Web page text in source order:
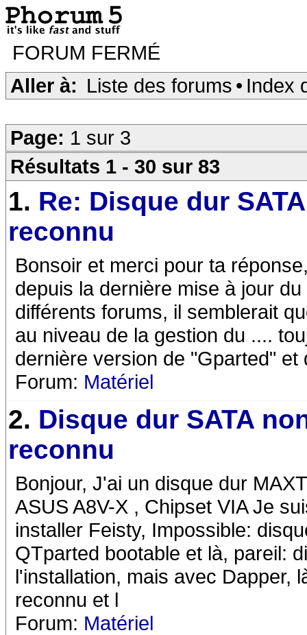
FORUM FERMÉ
Aller à: Liste des forums • Index
Page: 1 sur 3
Résultats 1 - 30 sur 83
1. Re: Disque dur
reconnu
Bonsoir et merci pour ta
depuis la dernière mise à jour
différents forums, il semblerait
au niveau de la gestion du ....
dernière version de "Gparted"
Forum: Matériel
2. Disque dur SATA
reconnu
Bonjour, J'ai un disque dur
ASUS A8V-X , Chipset VIA Je
installer Feisty, Impossible:
QTparted bootable et là, pareil:
l'installation, mais avec Dapper,
reconnu et l
Forum: Matériel